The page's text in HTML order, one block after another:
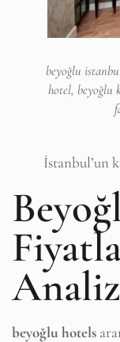
beyoğlu
hotel, beyoğlu
İstanbul’un
beyoğlu hotels